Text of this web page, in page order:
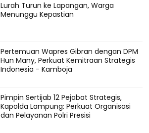
Lurah Turun ke Lapangan, Warga
Menunggu Kepastian
Pertemuan Wapres Gibran dengan DPM
Hun Many, Perkuat Kemitraan Strategis
Indonesia - Kamboja
Pimpin Sertijab 12 Pejabat Strategis,
Kapolda Lampung: Perkuat Organisasi
dan Pelayanan Polri Presisi